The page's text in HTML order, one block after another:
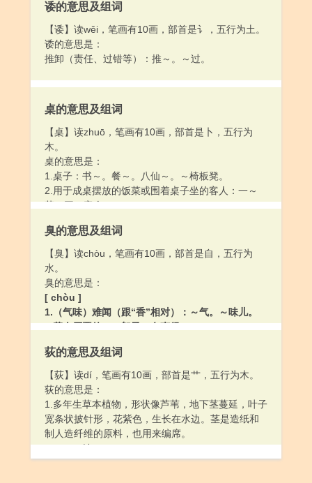
诿的意思及组词
【诿】读wěi，笔画有10画，部首是讠，五行为土。
诿的意思是：
推卸（责任、过错等）：推～。～过。
桌的意思及组词
【桌】读zhuō，笔画有10画，部首是卜，五行为
木。
桌的意思是：
1.桌子：书～。餐～。八仙～。～椅板凳。
2.用于成桌摆放的饭菜或围着桌子坐的客人：一～
菜。三～客人。
臭的意思及组词
【臭】读chòu，笔画有10画，部首是自，五行为
水。
臭的意思是：
[ chòu ]
1.（气味）难闻（跟“香”相对）：～气。～味儿。
2.惹人厌恶的：～架子。名声很～。
4.狠狠地：～骂。～揍一顿。
5.（子弹）坏；失效：～子儿。这颗子弹～了。
[ xiù ]
1.气味：乳～。空气是无色无～的气体。
2.同“嗅”。
荻的意思及组词
【荻】读dí，笔画有10画，部首是艹，五行为木。
荻的意思是：
1.多年生草本植物，形状像芦苇，地下茎蔓延，叶子
宽条状披针形，花紫色，生长在水边。茎是造纸和
制人造纤维的原料，也用来编席。
2.（Dí）姓。